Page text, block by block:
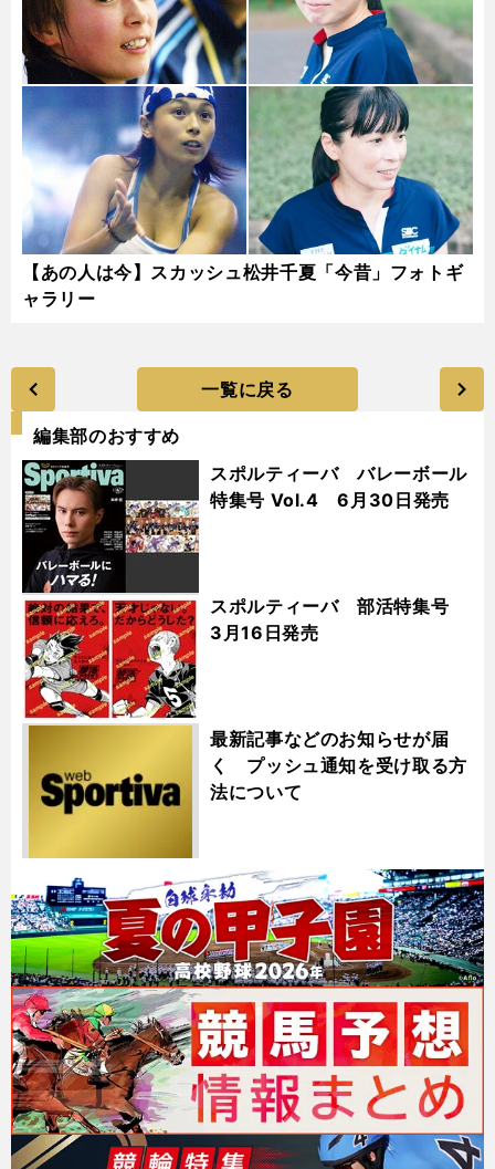
【あの人は今】スカッシュ松井千夏「今昔」フォトギ
ャラリー
一覧に戻る
編集部のおすすめ
スポルティーバ バレーボール
特集号 Vol.4 6月30日発売
スポルティーバ 部活特集号
3月16日発売
最新記事などのお知らせが届
く プッシュ通知を受け取る方
法について